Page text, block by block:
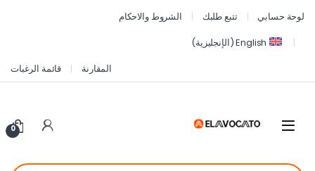
لوحة حسابي تتبع طلبك
الشروط والاحكام
English
(الإنجليزية)
المقارنة
قائمة الرغبات
0